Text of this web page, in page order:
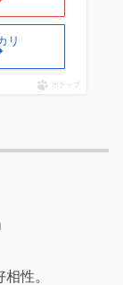
リ
ポチップ
」
性。